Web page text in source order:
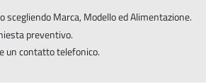
scegliendo Marca, Modello ed Alimentazione.
preventivo.
un contatto telefonico.